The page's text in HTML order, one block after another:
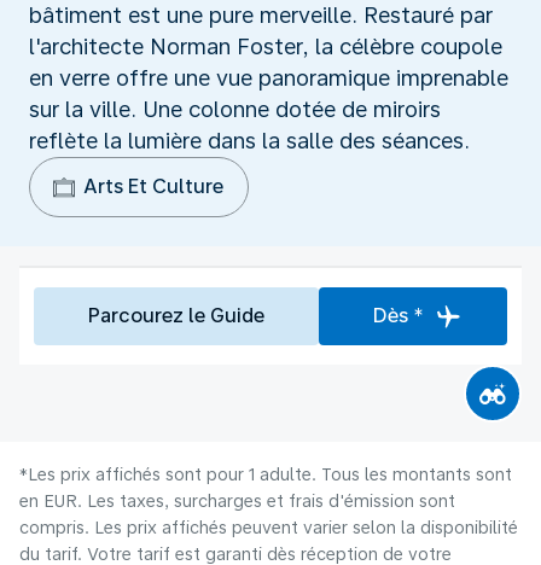
bâtiment est une pure merveille. Restauré par
l'architecte Norman Foster, la célèbre coupole
en verre offre une vue panoramique imprenable
sur la ville. Une colonne dotée de miroirs
reflète la lumière dans la salle des séances.
Arts Et Culture
Parcourez le Guide Dès *
*Les prix affichés sont pour 1 adulte. Tous les montants sont
en EUR. Les taxes, surcharges et frais d'émission sont
compris. Les prix affichés peuvent varier selon la disponibilité
du tarif. Votre tarif est garanti dès réception de votre